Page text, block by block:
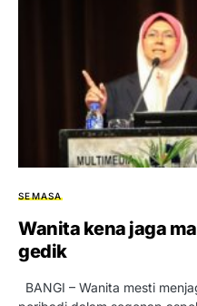
SEMASA
Wanita kena jaga
gedik
BANGI – Wanita mesti